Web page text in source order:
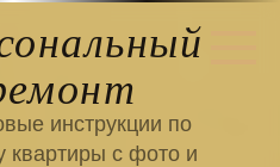
инструкции по
квартиры с фото и